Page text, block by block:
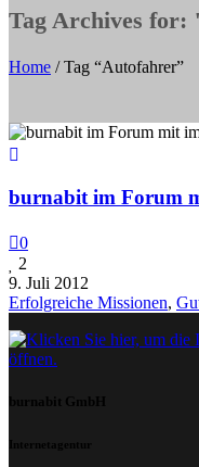
Tag Archives
Home / Tag “Autofahrer”
burnabit im Forum
0
2
9. Juli 2012
Erfolgreiche Missionen,
burnabit GmbH
Internetagentur